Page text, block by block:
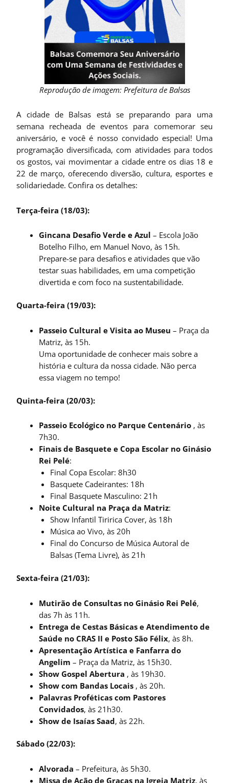
Reprodução de imagem: Prefeitura de Balsas
A cidade de Balsas está se preparando para uma
semana recheada de eventos para comemorar seu
aniversário, e você é nosso convidado especial! Uma
programação diversificada, com atividades para todos
os gostos, vai movimentar a cidade entre os dias 18 e
22 de março, oferecendo diversão, cultura, esportes e
solidariedade. Confira os detalhes:
Terça-feira (18/03):
Gincana Desafio Verde e Azul – Escola João
Botelho Filho, em Manuel Novo, às 15h.
Prepare-se para desafios e atividades que vão
testar suas habilidades, em uma competição
divertida e com foco na sustentabilidade.
Quarta-feira (19/03):
Passeio Cultural e Visita ao Museu – Praça da
Matriz, às 15h.
Uma oportunidade de conhecer mais sobre a
história e cultura da nossa cidade. Não perca
essa viagem no tempo!
Quinta-feira (20/03):
Passeio Ecológico no Parque Centenário , às
7h30.
Finais de Basquete e Copa Escolar no Ginásio
Rei Pelé:
Final Copa Escolar: 8h30
Basquete Cadeirantes: 18h
Final Basquete Masculino: 21h
Noite Cultural na Praça da Matriz:
Show Infantil Tiririca Cover, às 18h
Música ao Vivo, às 20h
Final do Concurso de Música Autoral de
Balsas (Tema Livre), às 21h
Sexta-feira (21/03):
Mutirão de Consultas no Ginásio Rei Pelé,
das 7h às 11h.
Entrega de Cestas Básicas e Atendimento de
Saúde no CRAS II e Posto São Félix, às 8h.
Apresentação Artística e Fanfarra do
Angelim – Praça da Matriz, às 15h30.
Show Gospel Abertura , às 19h30.
Show com Bandas Locais , às 20h.
Palavras Proféticas com Pastores
Convidados, às 21h30.
Show de Isaías Saad, às 22h.
Sábado (22/03):
Alvorada – Prefeitura, às 5h30.
Missa de Ação de Graças na Igreja Matriz, às